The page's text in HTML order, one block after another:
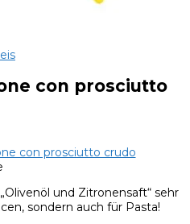
con prosciutto
und Zitronensaft“ sehr
sondern auch für Pasta!